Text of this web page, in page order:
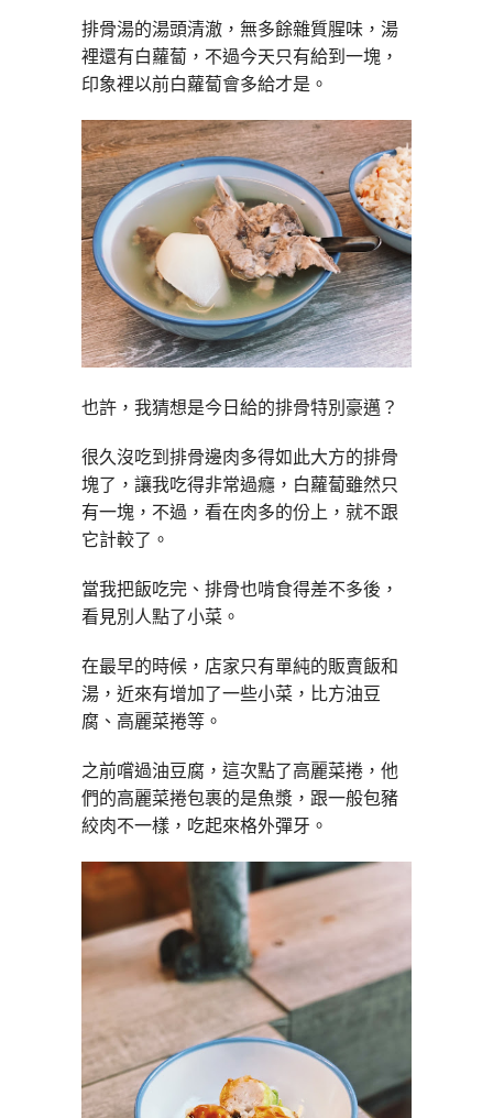
排骨湯的湯頭清澈，無多餘雜質腥味，湯
裡還有白蘿蔔，不過今天只有給到一塊，
印象裡以前白蘿蔔會多給才是。
也許，我猜想是今日給的排骨特別豪邁？
很久沒吃到排骨邊肉多得如此大方的排骨
塊了，讓我吃得非常過癮，白蘿蔔雖然只
有一塊，不過，看在肉多的份上，就不跟
它計較了。
當我把飯吃完、排骨也啃食得差不多後，
看見別人點了小菜。
在最早的時候，店家只有單純的販賣飯和
湯，近來有增加了一些小菜，比方油豆
腐、高麗菜捲等。
之前嚐過油豆腐，這次點了高麗菜捲，他
們的高麗菜捲包裹的是魚漿，跟一般包豬
絞肉不一樣，吃起來格外彈牙。